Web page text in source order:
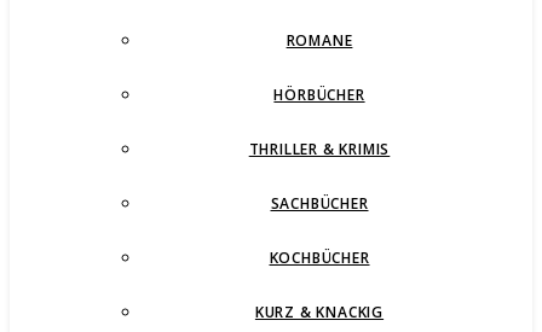
ROMANE
HÖRBÜCHER
THRILLER & KRIMIS
SACHBÜCHER
KOCHBÜCHER
KURZ & KNACKIG